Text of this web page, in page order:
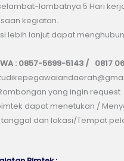
lambatnya 5 Hari
kegiatan.
lebih lanjut dapat
: 0857-5699-5143 / 0817
yang ingin request
dapat menetukan /
dan lokasi/Tempat